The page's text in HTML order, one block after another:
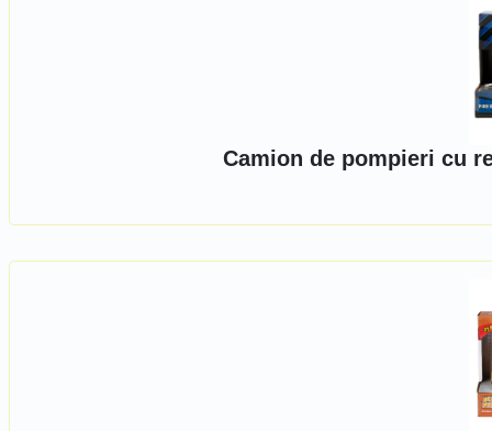
Camion de pompieri cu